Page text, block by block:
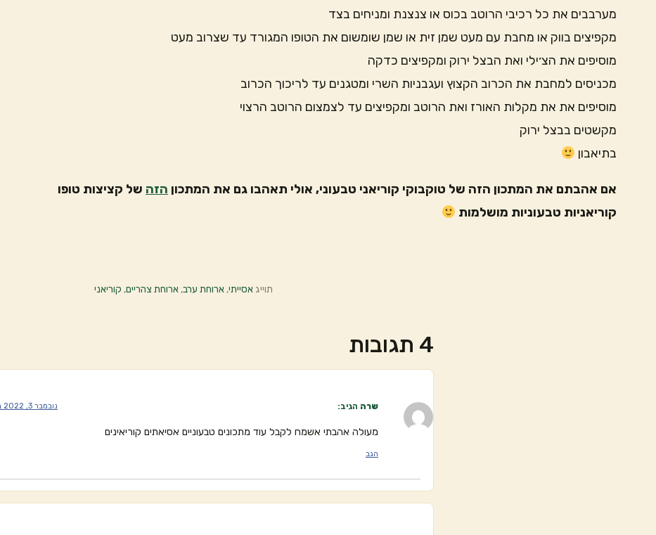
מערבבים את כל רכיבי הרוטב בכוס או צנצנת ומניחים בצד
מקפיצים בווק או מחבת עם מעט שמן זית או שמן שומשום את הטופו המגורד עד שצרוב מעט
מוסיפים את הצ׳ילי ואת הבצל ירוק ומקפיצים כדקה
מכניסים למחבת את הכרוב הקצוץ ועגבניות השרי ומטגנים עד לריכוך הכרוב
מוסיפים את את מקלות האורז ואת הרוטב ומקפיצים עד לצמצום הרוטב הרצוי
מקשטים בבצל ירוק
בתיאבון
אם אהבתם את המתכון הזה של טוקבוקי קוריאני טבעוני, אולי תאהבו גם את המתכון הזה של קציצות טופו
קוריאניות טבעוניות מושלמות
תוייג אסייתי, ארוחת ערב, ארוחת צהריים, קוריאני
4 תגובות
שרה הגיב: נובמבר 3, 2022 בשעה 9:40 am
מעולה אהבתי אשמח לקבל עוד מתכונים טבעוניים אסיאתים קוריאינים
הגב